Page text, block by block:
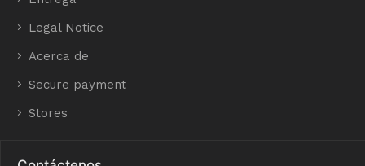
Legal Notice
Acerca de
Secure payment
Stores